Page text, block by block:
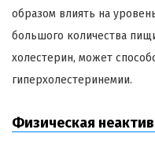
образом влиять на
большого количества
холестерин, может
гиперхолестеринемии.
Физическая